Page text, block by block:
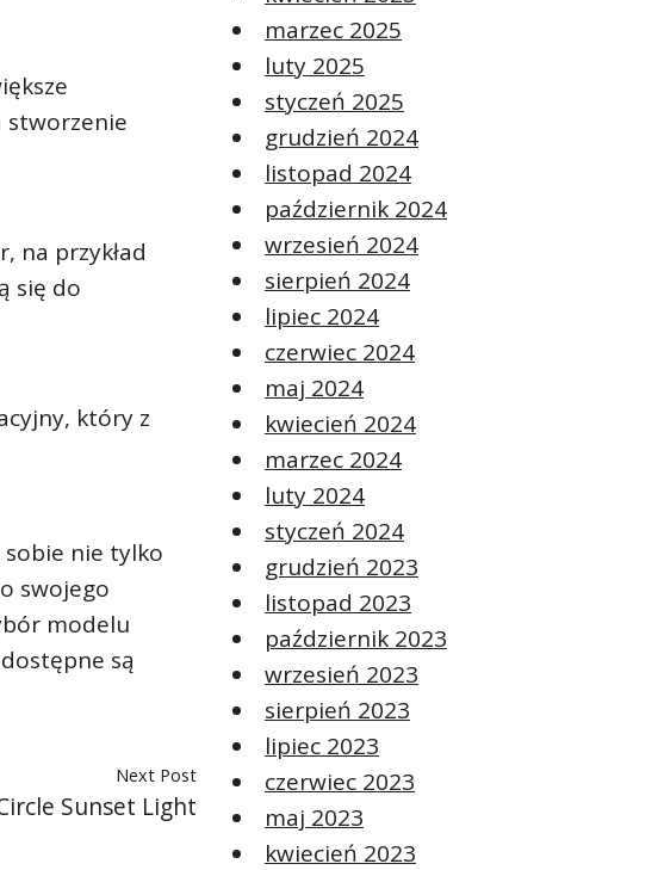
stworzenie
na przykład
się do
który z
nie tylko
swojego
modelu
są
Next Post
Sunset Light
marzec 2025
luty 2025
styczeń 2025
grudzień 2024
listopad 2024
październik 2024
wrzesień 2024
sierpień 2024
lipiec 2024
czerwiec 2024
maj 2024
kwiecień 2024
marzec 2024
luty 2024
styczeń 2024
grudzień 2023
listopad 2023
październik 2023
wrzesień 2023
sierpień 2023
lipiec 2023
czerwiec 2023
maj 2023
kwiecień 2023